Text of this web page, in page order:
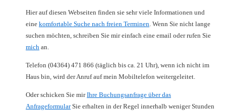
Hier auf diesen Webseiten finden sie sehr viele Informationen und
eine komfortable Suche nach freien Terminen. Wenn Sie nicht lange
suchen möchten, schreiben Sie mir einfach eine email oder rufen Sie
mich an.
Telefon (04364) 471 866 (täglich bis ca. 21 Uhr), wenn ich nicht im
Haus bin, wird der Anruf auf mein Mobiltelefon weitergeleitet.
Oder schicken Sie mirIhre Buchungsanfrage über das
AnfrageformularSie erhalten in der Regel innerhalb weniger Stunden